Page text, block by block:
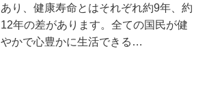
あり、健康寿命とはそれぞれ約9年、約
12年の差があります。全ての国民が健
やかで心豊かに生活できる…